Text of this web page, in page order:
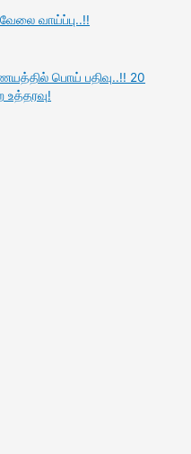
வேலை வாய்ப்பு..!!
பொய் பதிவு..!! 20